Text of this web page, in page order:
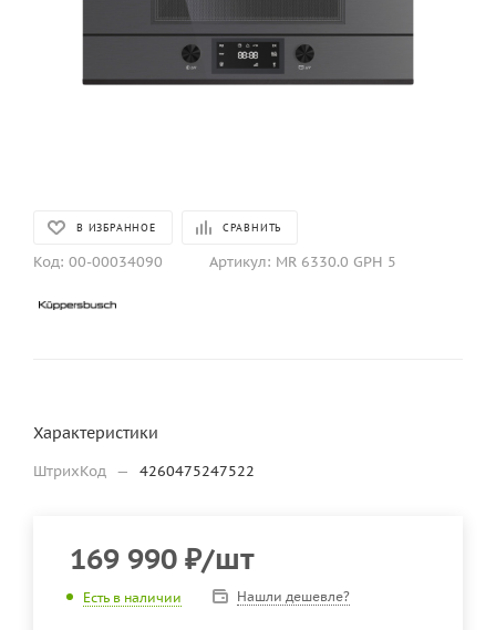
В ИЗБРАННОЕ СРАВНИТЬ
Код: 00-00034090 Артикул: MR 6330.0 GPH 5
Характеристики
ШтрихКод — 4260475247522
169 990 ₽/шт
Есть в наличии Нашли дешевле?